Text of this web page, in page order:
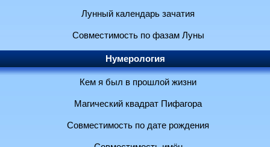
Лунный календарь зачатия
Совместимость по фазам Луны
Нумерология
Кем я был в прошлой жизни
Магический квадрат Пифагора
Совместимость по дате рождения